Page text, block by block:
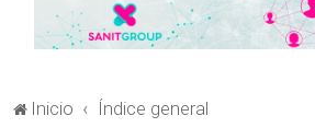
Inicio Índice general